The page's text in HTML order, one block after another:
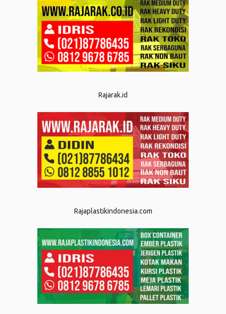
Rajarak.id
Rajaplastikindonesia.com